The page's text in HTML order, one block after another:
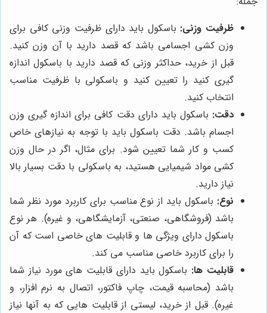
ظرفیت وزنی: باسکول باید دارای ظرفیت وزنی کافی برای
وزن کشی اجسامی باشد که قصد دارید با آن وزن کنید.
قبل از خرید، حداکثر وزنی که قصد دارید با باسکول اندازه
گیری کنید را تعیین کنید و باسکولی با ظرفیت مناسب
انتخاب کنید.
دقت: باسکول باید دارای دقت کافی برای اندازه گیری وزن
اجسام باشد. دقت باسکول باید با توجه به نیازهای خاص
کسب و کار شما تعیین شود. برای مثال، اگر در حال وزن
کشی مواد شیمیایی هستید، به باسکولی با دقت بسیار بالا
نیاز دارید.
نوع: باسکول باید از نوع مناسب برای کاربرد مورد نظر شما
باشد (فروشگاهی، صنعتی، آزمایشگاهی، و غیره). هر نوع
باسکول دارای ویژگی ها و قابلیت های خاصی است که آن
را برای کاربرد خاصی مناسب می کند.
قابلیت ها: باسکول باید دارای قابلیت های مورد نیاز شما
باشد (محاسبه قیمت، چاپ فاکتور، اتصال به نرم افزار، و
غیره). قبل از خرید، لیستی از قابلیت هایی که به آنها نیاز